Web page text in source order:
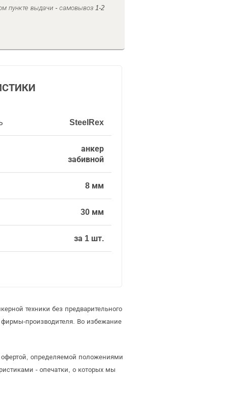
пункте выдачи - самовывоз 1-2
SteelRex
анкер
забивной
8 мм
30 мм
за 1 шт.
техники без предварительного
производителя. Во избежание
офертой, определяемой положениями
- опечатки, о которых мы